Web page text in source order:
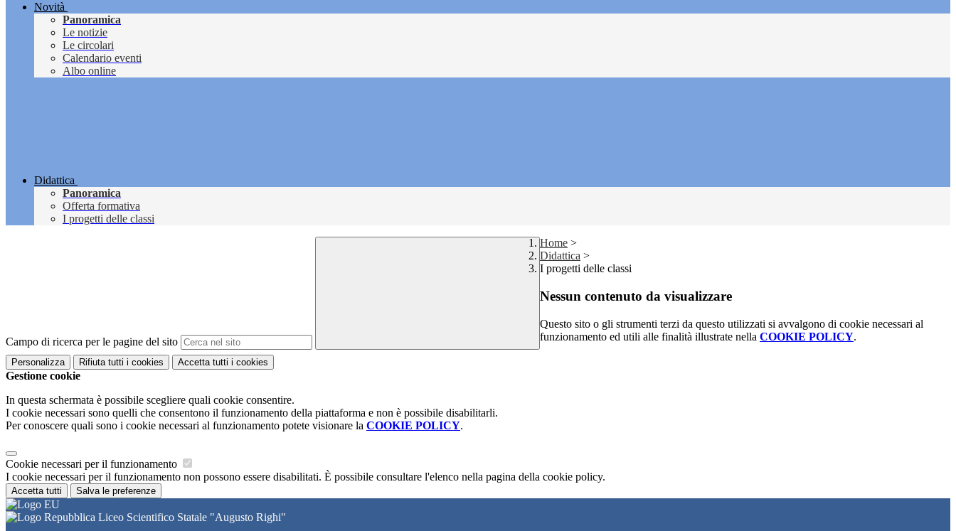
Novità
Panoramica
Le notizie
Le circolari
Calendario eventi
Albo online
Didattica
Panoramica
Offerta formativa
I progetti delle classi
Campo di ricerca per le pagine del sito
Home >
Didattica >
I progetti delle classi
Nessun contenuto da visualizzare
Questo sito o gli strumenti terzi da questo utilizzati si avvalgono di cookie necessari al
funzionamento ed utili alle finalità illustrate nella COOKIE POLICY.
Personalizza Rifiuta tutti i cookies Accetta tutti i cookies
Gestione cookie
In questa schermata è possibile scegliere quali cookie consentire.
I cookie necessari sono quelli che consentono il funzionamento della piattaforma e non è possibile disabilitarli.
Per conoscere quali sono i cookie necessari al funzionamento potete visionare la COOKIE POLICY.
Cookie necessari per il funzionamento
I cookie necessari per il funzionamento non possono essere disabilitati. È possibile consultare l'elenco nella pagina della cookie policy.
Accetta tutti Salva le preferenze
Liceo Scientifico Statale "Augusto Righi"